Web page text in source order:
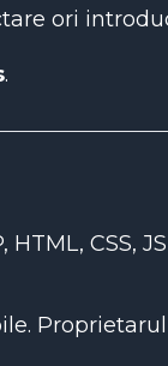
ori
.
CSS,